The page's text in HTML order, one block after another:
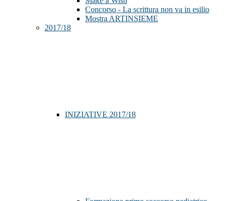
Concorso - La scrittura non va in esilio
Mostra ARTINSIEME
2017/18
INIZIATIVE 2017/18